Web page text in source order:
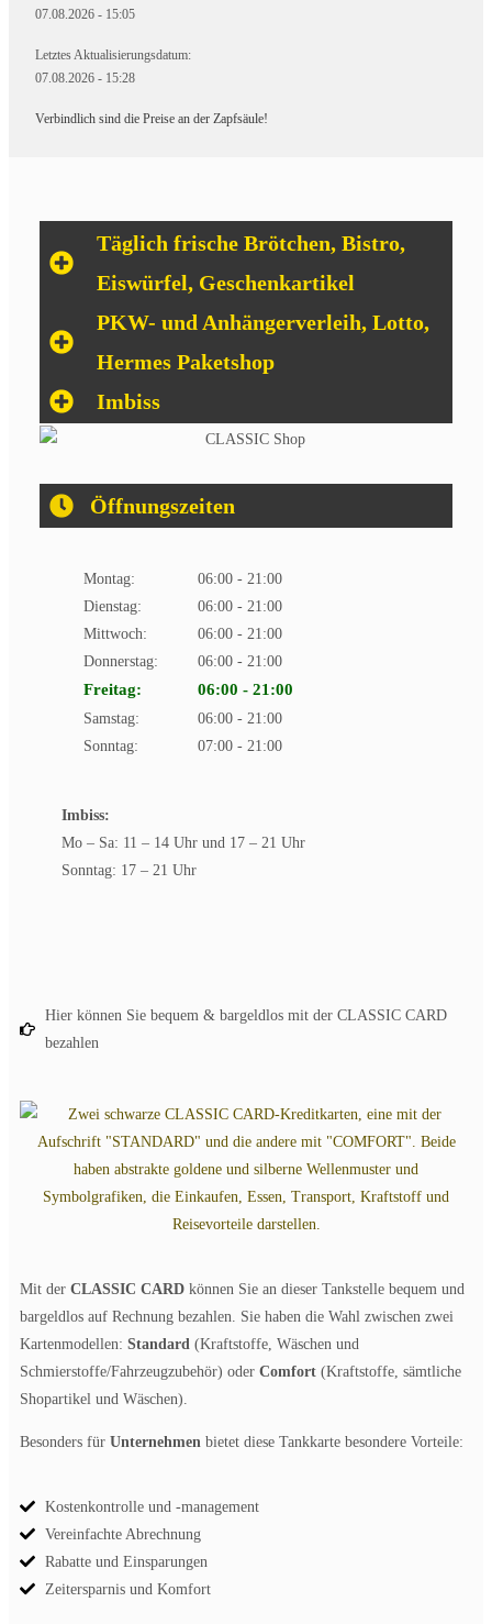
07.08.2026 - 15:05
Letztes Aktualisierungsdatum:
07.08.2026 - 15:28
Verbindlich sind die Preise an der Zapfsäule!
Täglich frische Brötchen, Bistro,
Eiswürfel, Geschenkartikel
PKW- und Anhängerverleih, Lotto,
Hermes Paketshop
Imbiss
Öffnungszeiten
Montag: 06:00 - 21:00
Dienstag:
06:00 - 21:00
Mittwoch:
06:00 - 21:00
Donnerstag:
06:00 - 21:00
Freitag: 06:00 - 21:00
Samstag: 06:00 - 21:00
Sonntag:
07:00 - 21:00
Imbiss:
Mo – Sa: 11 – 14 Uhr und 17 – 21 Uhr
Sonntag: 17 – 21 Uhr
Hier können Sie bequem & bargeldlos mit der CLASSIC CARD
bezahlen
Mit der CLASSIC CARD können Sie an dieser Tankstelle bequem und
bargeldlos auf Rechnung bezahlen. Sie haben die Wahl zwischen zwei
Kartenmodellen: Standard (Kraftstoffe, Wäschen und
Schmierstoffe/Fahrzeugzubehör) oder Comfort (Kraftstoffe, sämtliche
Shopartikel und Wäschen).
Besonders für Unternehmen bietet diese Tankkarte besondere Vorteile:
Kostenkontrolle und -management
Vereinfachte Abrechnung
Rabatte und Einsparungen
Zeitersparnis und Komfort